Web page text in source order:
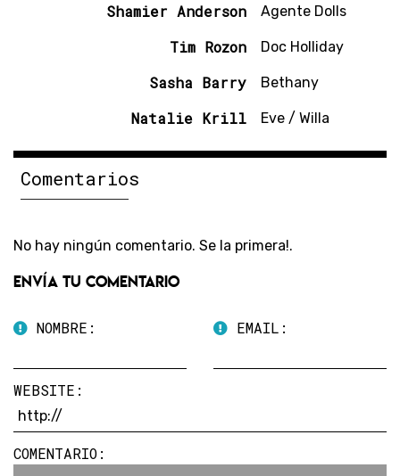
Shamier Anderson Agente Dolls
Tim Rozon Doc Holliday
Sasha Barry Bethany
Natalie Krill Eve / Willa
Comentarios
No hay ningún comentario. Se la primera!.
Envía tu comentario
NOMBRE: EMAIL:
WEBSITE:
COMENTARIO: